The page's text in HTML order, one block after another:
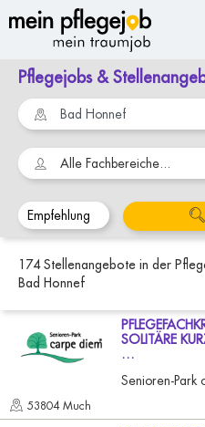
zurück zur Suche
Pflegejobs &
Alle Fachbereiche...
174Stellenangebote in der
Bad Honnef
SOLITÄRE
…
Senioren-Park
53804 Much